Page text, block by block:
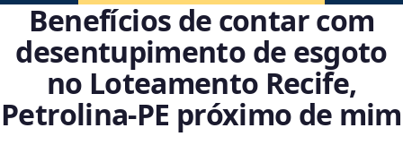
Benefícios de contar com
desentupimento de esgoto
no Loteamento Recife,
Petrolina‑PE próximo de mim